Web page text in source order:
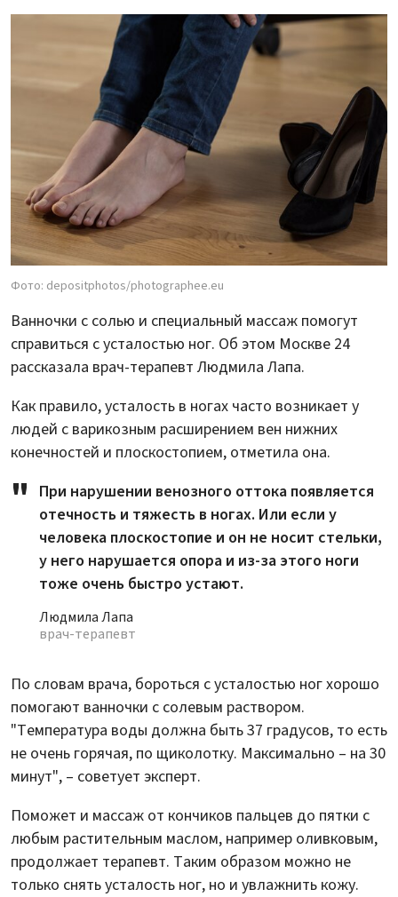
Фото: depositphotos/photographee.eu
Ванночки с солью и специальный массаж помогут
справиться с усталостью ног. Об этом Москве 24
рассказала врач-терапевт Людмила Лапа.
Как правило, усталость в ногах часто возникает у
людей с варикозным расширением вен нижних
конечностей и плоскостопием, отметила она.
При нарушении венозного оттока появляется
отечность и тяжесть в ногах. Или если у
человека плоскостопие и он не носит стельки,
у него нарушается опора и из-за этого ноги
тоже очень быстро устают.
Людмила Лапа
врач-терапевт
По словам врача, бороться с усталостью ног хорошо
помогают ванночки с солевым раствором.
"Температура воды должна быть 37 градусов, то есть
не очень горячая, по щиколотку. Максимально – на 30
минут", – советует эксперт.
Поможет и массаж от кончиков пальцев до пятки с
любым растительным маслом, например оливковым,
продолжает терапевт. Таким образом можно не
только снять усталость ног, но и увлажнить кожу.